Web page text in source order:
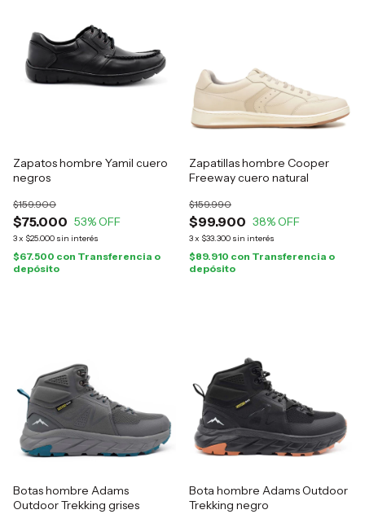
Zapatos hombre Yamil cuero
negros
$75.000
$159.900
53% OFF
3x $25.000 sin interés
$67.500 con Transferencia o
depósito
Zapatillas hombre Cooper
Freeway cuero natural
$99.900
$159.990
38% OFF
3x $33.300 sin interés
$89.910 con Transferencia o
depósito
Botas hombre Adams
Outdoor Trekking grises
Bota hombre Adams Outdoor
Trekking negro